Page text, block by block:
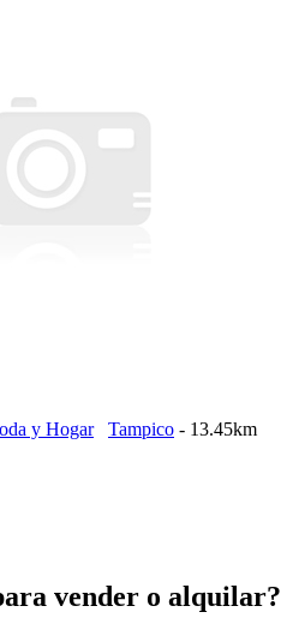
y Hogar Tampico - 13.45km
vender o alquilar?